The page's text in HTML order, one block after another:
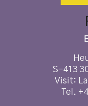
S-413
Visit:
Tel.